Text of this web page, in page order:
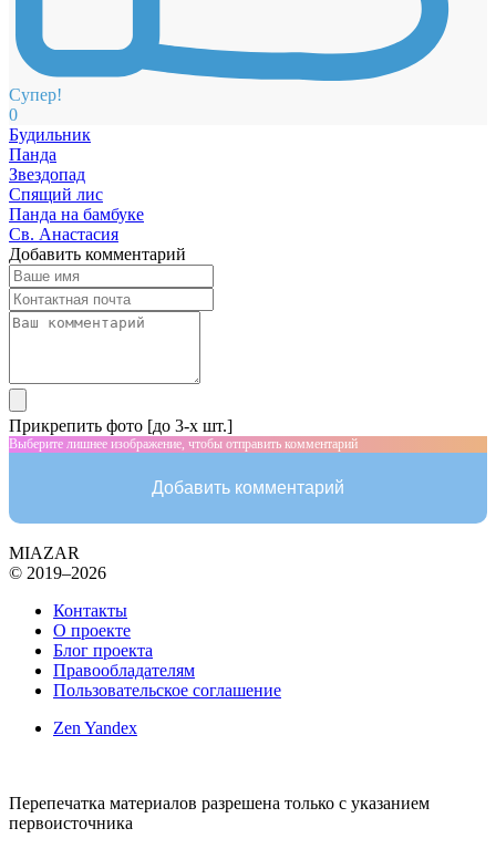
Супер!
0
Будильник
Панда
Звездопад
Спящий лис
Панда на бамбуке
Св. Анастасия
Добавить комментарий
Прикрепить фото [до 3-х шт.]
Выберите лишнее изображение, чтобы отправить комментарий
Добавить комментарий
MIAZAR
© 2019–2026
Контакты
О проекте
Блог проекта
Правообладателям
Пользовательское соглашение
Zen Yandex
Перепечатка материалов разрешена только с указанием
первоисточника